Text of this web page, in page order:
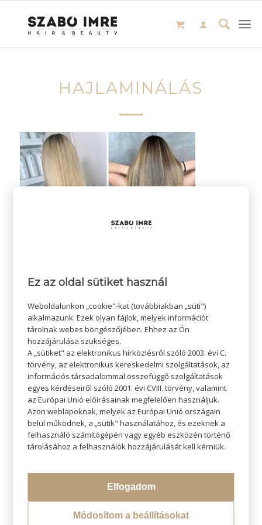
HAJLAMINÁLÁS
2023-05-12
/ SZERZŐ:ADMIN SZI
KERESÉS
LEGÚJABB BLOGOK
Ez az oldal sütiket használ
Weboldalunkon „cookie"-kat (továbbiakban „süti")
alkalmazunk. Ezek olyan fájlok, melyek információt
tárolnak webes böngészőjében. Ehhez az Ön
hozzájárulása szükséges.
A „sütiket" az elektronikus hírközlésről szóló 2003. évi C.
törvény, az elektronikus kereskedelmi szolgáltatások, az
információs társadalommal összefüggő szolgáltatások
egyes kérdéseiről szóló 2001. évi CVIII. törvény, valamint
az Európai Unió előírásainak megfelelően használjuk.
Azon weblapoknak, melyek az Európai Unió országain
belül működnek, a „sütik" használatához, és ezeknek a
felhasználó számítógépén vagy egyéb eszközén történő
tárolásához a felhasználók hozzájárulását kell kérniük.
Elfogadom
Módosítom a beállításokat